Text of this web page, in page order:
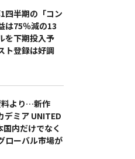
四半期の「コン
は75％減の13
下期投入予
登録は好調
料より…新作
デミア UNITED
内だけでなく
ローバル市場が